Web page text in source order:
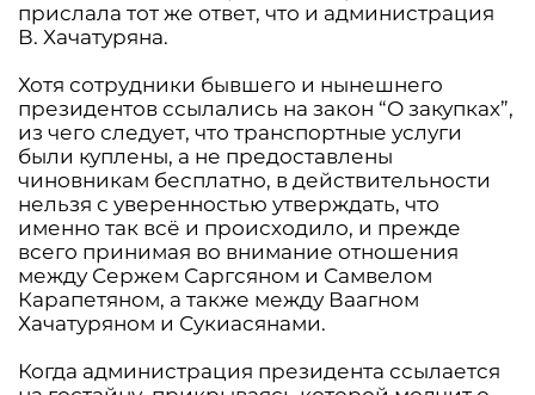
прислала тот же ответ, что и администрация
В. Хачатуряна.
Хотя сотрудники бывшего и нынешнего
президентов ссылались на закон “О закупках”,
из чего следует, что транспортные услуги
были куплены, а не предоставлены
чиновникам бесплатно, в действительности
нельзя с уверенностью утверждать, что
именно так всё и происходило, и прежде
всего принимая во внимание отношения
между Сержем Саргсяном и Самвелом
Карапетяном, а также между Ваагном
Хачатуряном и Сукиасянами.
Когда администрация президента ссылается